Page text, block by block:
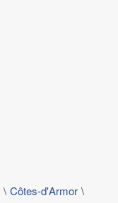
Côtes-d'Armor